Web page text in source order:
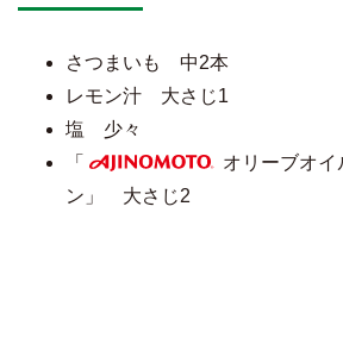
さつまいも 中2本
レモン汁 大さじ1
塩 少々
「
AJINOMOTO
オリーブオイ
ン」 大さじ2